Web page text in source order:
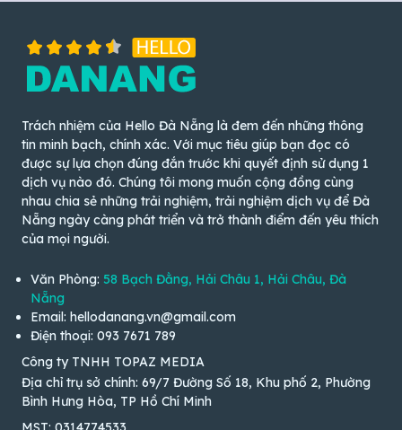
Trách nhiệm của Hello Đà Nẵng là đem đến những thông
tin minh bạch, chính xác. Với mục tiêu giúp bạn đọc có
được sự lựa chọn đúng đắn trước khi quyết định sử dụng 1
dịch vụ nào đó. Chúng tôi mong muốn cộng đồng cùng
nhau chia sẻ những trải nghiệm, trải nghiệm dịch vụ để Đà
Nẵng ngày càng phát triển và trở thành điểm đến yêu thích
của mọi người.
Văn Phòng: 58 Bạch Đằng, Hải Châu 1, Hải Châu, Đà
Nẵng
Email: hellodanang.vn@gmail.com
Điện thoại: 093 7671 789
Công ty TNHH TOPAZ MEDIA
Địa chỉ trụ sở chính: 69/7 Đường Số 18, Khu phố 2, Phường
Bình Hưng Hòa, TP Hồ Chí Minh